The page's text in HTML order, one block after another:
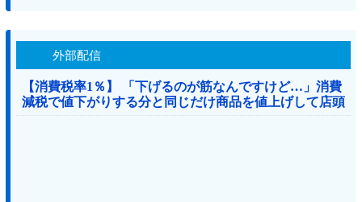
外部配信
【消費税率1％】 「下げるのが筋なんですけど…」消費
減税で値下がりする分と同じだけ商品を値上げして店頭
価格を変えない店も